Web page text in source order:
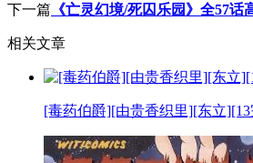
下一篇 《亡灵幻境/死囚乐园》全57
相关文章
[毒药伯爵][由贵香织里][东立][13